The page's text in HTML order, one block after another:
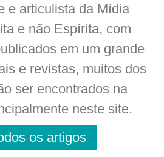
e articulista da Mídia
e não Espírita, com
em um grande
e revistas, muitos dos
ser encontrados na
neste site.
os artigos